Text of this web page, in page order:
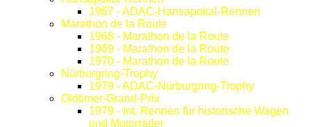
1967 - ADAC-Hansapokal-Rennen
Marathon de la Route
1968 - Marathon de la Route
1969 - Marathon de la Route
1970 - Marathon de la Route
Nürburgring-Trophy
1979 - ADAC-Nürburgring-Trophy
Oldtimer-Grand-Prix
1979 - Int. Rennen für historische Wagen
und Motorräder